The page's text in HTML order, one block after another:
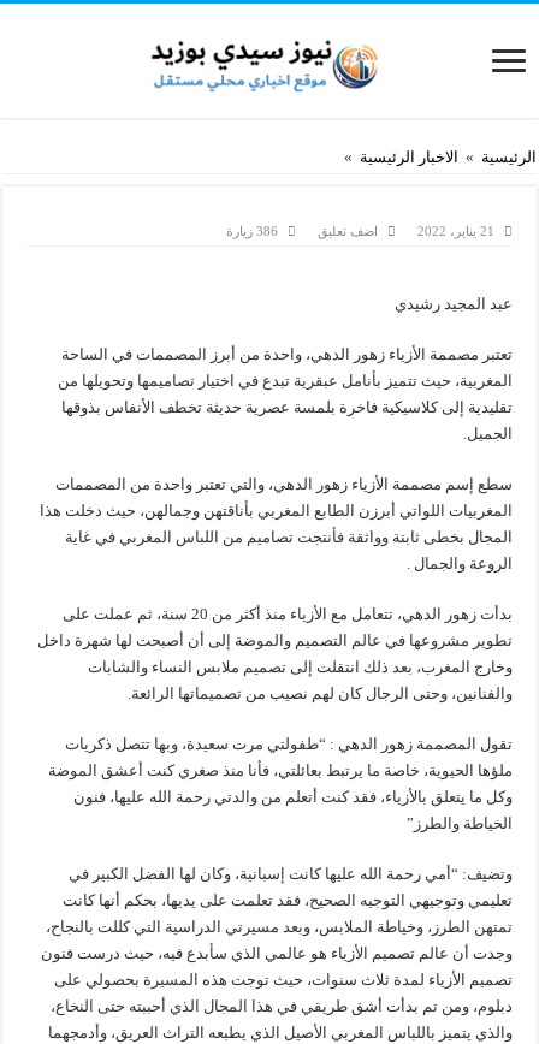
الرئيسية » الاخبار الرئيسية »
21 يناير، 2022 اضف تعليق 386 زيارة
عبد المجيد رشيدي
تعتبر مصممة الأزياء زهور الدهي، واحدة من أبرز المصممات في الساحة
المغربية، حيث تتميز بأنامل عبقرية تبدع في اختيار تصاميمها وتحويلها من
تقليدية إلى كلاسيكية فاخرة بلمسة عصرية حديثة تخطف الأنفاس بذوقها
الجميل.
سطع إسم مصممة الأزياء زهور الدهي، والتي تعتبر واحدة من المصممات
المغربيات اللواتي أبرزن الطابع المغربي بأناقتهن وجمالهن، حيث دخلت هذا
المجال بخطى ثابتة وواثقة فأنتجت تصاميم من اللباس المغربي في غاية
الروعة والجمال .
بدأت زهور الدهي، تتعامل مع الأزياء منذ أكثر من 20 سنة، ثم عملت على
تطوير مشروعها في عالم التصميم والموضة إلى أن أصبحت لها شهرة داخل
وخارج المغرب، بعد ذلك انتقلت إلى تصميم ملابس النساء والشابات
والفنانين، وحتى الرجال كان لهم نصيب من تصميماتها الرائعة.
تقول المصممة زهور الدهي : “طفولتي مرت سعيدة، وبها تتصل ذكريات
ملؤها الحيوية، خاصة ما يرتبط بعائلتي، فأنا منذ صغري كنت أعشق الموضة
وكل ما يتعلق بالأزياء، فقد كنت أتعلم من والدتي رحمة الله عليها، فنون
الخياطة والطرز”
وتضيف: “أمي رحمة الله عليها كانت إسبانية، وكان لها الفضل الكبير في
تعليمي وتوجيهي التوجيه الصحيح، فقد تعلمت على يديها، بحكم أنها كانت
تمتهن الطرز، وخياطة الملابس، وبعد مسيرتي الدراسية التي كللت بالنجاح،
وجدت أن عالم تصميم الأزياء هو عالمي الذي سأبدع فيه، حيث درست فنون
تصميم الأزياء لمدة ثلاث سنوات، حيث توجت هذه المسيرة بحصولي على
دبلوم، ومن تم بدأت أشق طريقي في هذا المجال الذي أحببته حتى النخاع،
والذي يتميز باللباس المغربي الأصيل الذي يطبعه التراث العريق، وأدمجهما